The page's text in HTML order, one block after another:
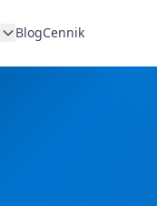
BlogCennik